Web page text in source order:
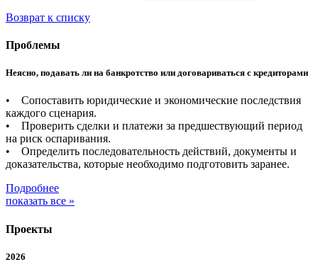
Возврат к списку
Проблемы
Неясно, подавать ли на банкротство или договариваться с кредиторами
• Сопоставить юридические и экономические последствия
каждого сценария.
• Проверить сделки и платежи за предшествующий период
на риск оспаривания.
• Определить последовательность действий, документы и
доказательства, которые необходимо подготовить заранее.
Подробнее
показать все »
Проекты
2026